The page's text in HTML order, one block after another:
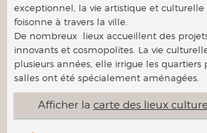
exceptionnel, la vie artistique et culturelle
foisonne à travers la ville.
De nombreux lieux accueillent des
innovants et cosmopolites. La vie
plusieurs années, elle irrigue les quartiers
salles ont été spécialement aménagées.
Afficher la carte des lieux